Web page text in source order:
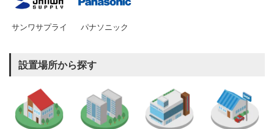
サンワサプライ パナソニック
設置場所から探す